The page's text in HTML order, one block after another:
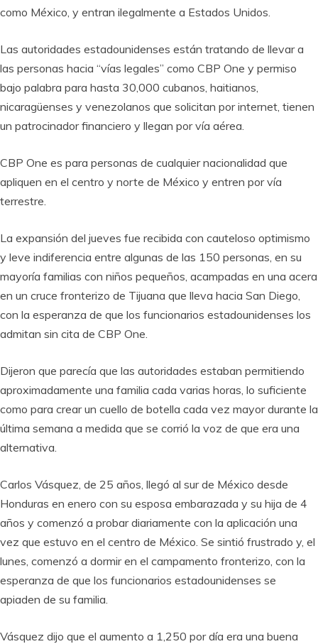
como México, y entran ilegalmente a Estados Unidos.
Las autoridades estadounidenses están tratando de llevar a
las personas hacia “vías legales” como CBP One y permiso
bajo palabra para hasta 30,000 cubanos, haitianos,
nicaragüenses y venezolanos que solicitan por internet, tienen
un patrocinador financiero y llegan por vía aérea.
CBP One es para personas de cualquier nacionalidad que
apliquen en el centro y norte de México y entren por vía
terrestre.
La expansión del jueves fue recibida con cauteloso optimismo
y leve indiferencia entre algunas de las 150 personas, en su
mayoría familias con niños pequeños, acampadas en una acera
en un cruce fronterizo de Tijuana que lleva hacia San Diego,
con la esperanza de que los funcionarios estadounidenses los
admitan sin cita de CBP One.
Dijeron que parecía que las autoridades estaban permitiendo
aproximadamente una familia cada varias horas, lo suficiente
como para crear un cuello de botella cada vez mayor durante la
última semana a medida que se corrió la voz de que era una
alternativa.
Carlos Vásquez, de 25 años, llegó al sur de México desde
Honduras en enero con su esposa embarazada y su hija de 4
años y comenzó a probar diariamente con la aplicación una
vez que estuvo en el centro de México. Se sintió frustrado y, el
lunes, comenzó a dormir en el campamento fronterizo, con la
esperanza de que los funcionarios estadounidenses se
apiaden de su familia.
Vásquez dijo que el aumento a 1,250 por día era una buena